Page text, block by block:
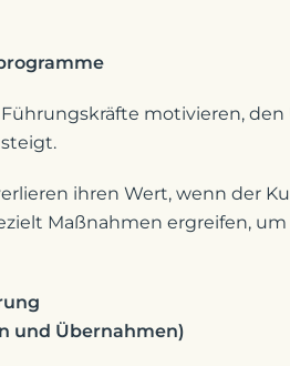
motivieren,
ihren Wert, wenn der
Maßnahmen ergreifen,
und Übernahmen)